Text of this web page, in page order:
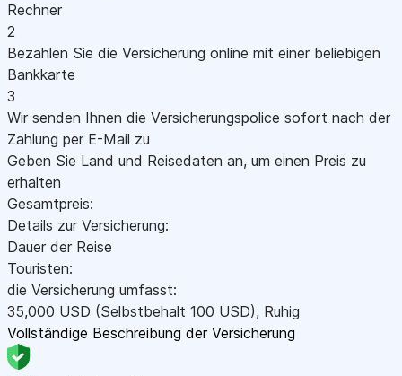
Rechner
2
Bezahlen Sie die Versicherung online mit einer beliebigen
Bankkarte
3
Wir senden Ihnen die Versicherungspolice sofort nach der
Zahlung per E-Mail zu
Geben Sie Land und Reisedaten an, um einen Preis zu
erhalten
Gesamtpreis:
Details zur Versicherung:
Dauer der Reise
Touristen:
die Versicherung umfasst:
35,000 USD (Selbstbehalt 100 USD), Ruhig
Vollständige Beschreibung der Versicherung